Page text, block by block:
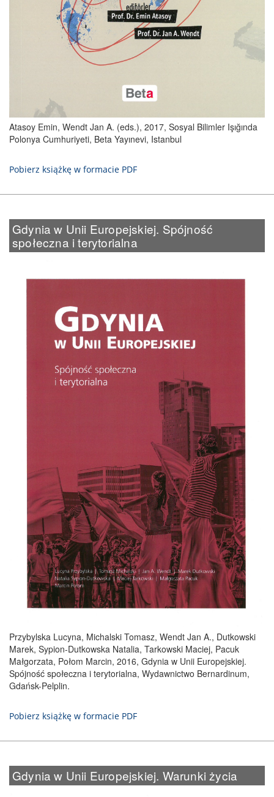
Atasoy Emin, Wendt Jan A. (eds.), 2017, Sosyal Bilimler Işığında
Polonya Cumhuriyeti, Beta Yayınevi, Istanbul
Pobierz książkę w formacie PDF
Gdynia w Unii Europejskiej. Spójność
społeczna i terytorialna
Przybylska Lucyna, Michalski Tomasz, Wendt Jan A., Dutkowski
Marek, Sypion-Dutkowska Natalia, Tarkowski Maciej, Pacuk
Małgorzata, Połom Marcin, 2016, Gdynia w Unii Europejskiej.
Spójność społeczna i terytorialna, Wydawnictwo Bernardinum,
Gdańsk-Pelplin.
Pobierz książkę w formacie PDF
Gdynia w Unii Europejskiej. Warunki życia